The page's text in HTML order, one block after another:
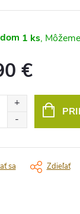
1 ks
€
sa Zdieľať